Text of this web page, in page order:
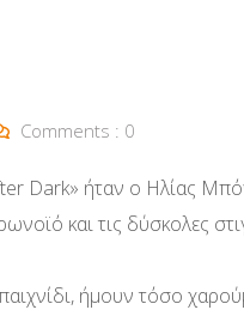
Comments : 0
Dark» ήταν ο Ηλίας
και τις δύσκολες
ήμουν τόσο